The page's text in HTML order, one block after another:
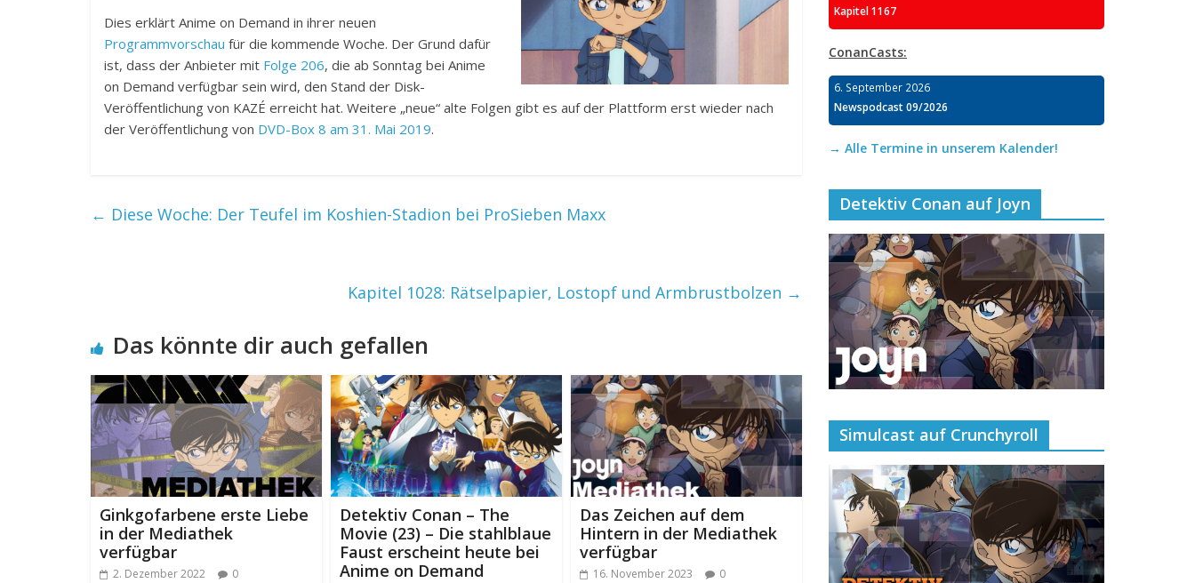
Dies erklärt Anime on Demand in ihrer neuen
Programmvorschau für die kommende Woche. Der Grund dafür
ist, dass der Anbieter mit Folge 206, die ab Sonntag bei Anime
on Demand verfügbar sein wird, den Stand der Disk-
Veröffentlichung von KAZÉ erreicht hat. Weitere „neue“ alte Folgen gibt es auf der Plattform erst wieder nach
der Veröffentlichung von DVD-Box 8 am 31. Mai 2019.
← Diese Woche: Der Teufel im Koshien-Stadion bei ProSieben Maxx
Kapitel 1028: Rätselpapier, Lostopf und Armbrustbolzen →
Das könnte dir auch gefallen
Ginkgofarbene erste Liebe
in der Mediathek
verfügbar
2. Dezember 2022 0
Detektiv Conan – The
Movie (23) – Die stahlblaue
Faust erscheint heute bei
Anime on Demand
Das Zeichen auf dem
Hintern in der Mediathek
verfügbar
16. November 2023 0
Kapitel 1167
ConanCasts:
6. September 2026
Newspodcast 09/2026
→ Alle Termine in unserem Kalender!
Detektiv Conan auf Joyn
Simulcast auf Crunchyroll